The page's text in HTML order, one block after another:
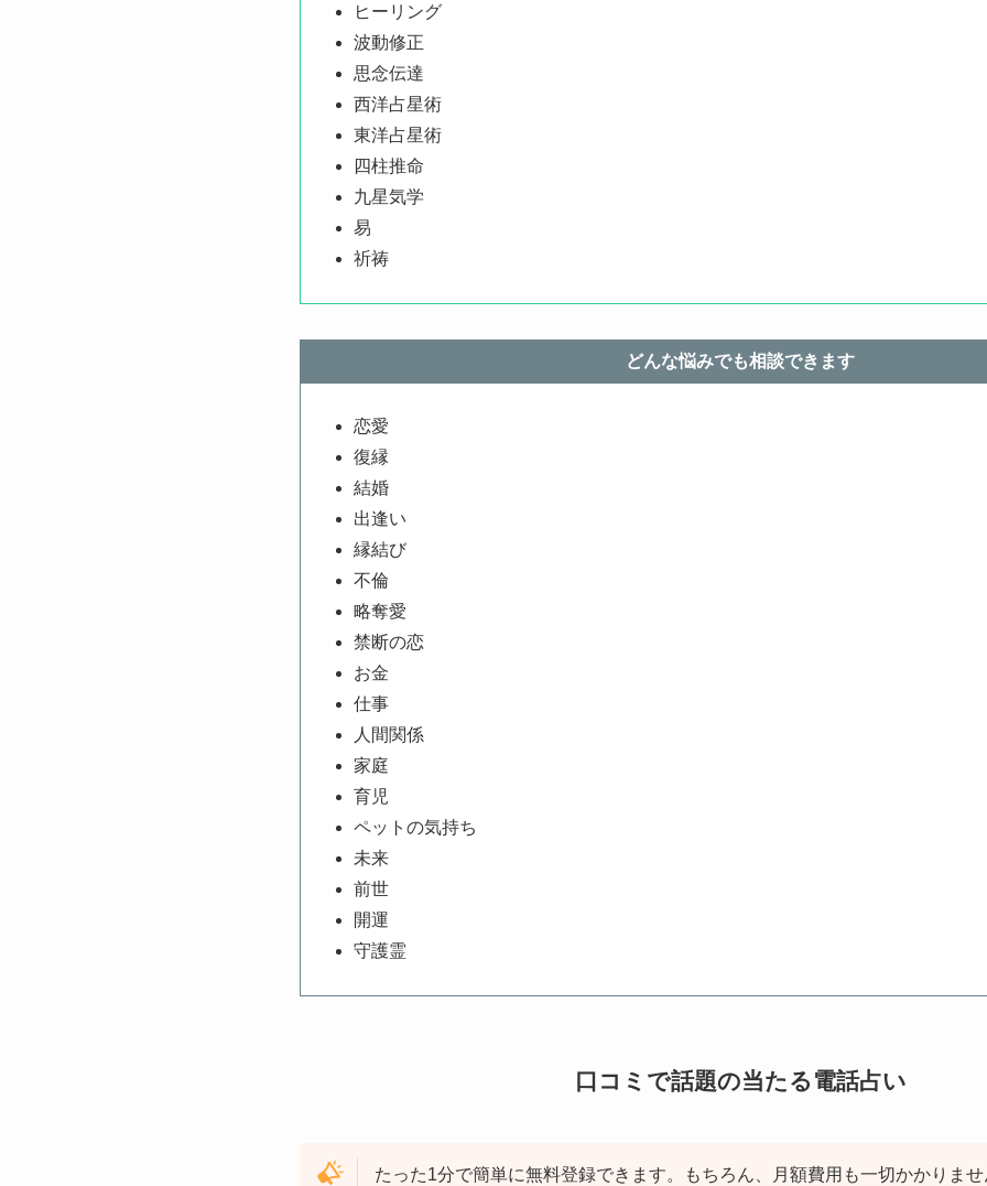
ヒーリング
波動修正
思念伝達
西洋占星術
東洋占星術
四柱推命
九星気学
易
祈祷
どんな悩みでも相談できます
恋愛
復縁
結婚
出逢い
縁結び
不倫
略奪愛
禁断の恋
お金
仕事
人間関係
家庭
育児
ペットの気持ち
未来
前世
開運
守護霊
口コミで話題の当たる電話占い
たった1分で簡単に無料登録できます。もちろん、月額費用も一切かかりま